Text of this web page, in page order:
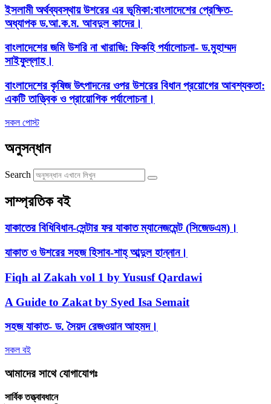
ইসলামী অর্থব্যবস্থায় উশরের এর ভূমিকা:বাংলাদেশের প্রেক্ষিত-
অধ্যাপক ড.আ.ক.ম. আবদুল কাদের।
বাংলাদেশের জমি উশরি না খারাজি: ফিকহি পর্যালোচনা- ড.মুহাম্মদ
সাইফুল্লাহ।
বাংলাদেশের কৃষিজ উৎপাদনের ওপর উশরের বিধান প্রয়োগের আবশ্যকতা:
একটি তাত্ত্বিক ও প্রায়োগিক পর্যালোচনা।
সকল পোস্ট
অনুসন্ধান
Search
সাম্প্রতিক বই
যাকাতের বিধিবিধান-সেন্টার ফর যাকাত ম্যানেজমেন্ট (সিজেডএম)।
যাকাত ও উশরের সহজ হিসাব-শাহ্ আব্দুল হান্নান।
Fiqh al Zakah vol 1 by Yususf Qardawi
A Guide to Zakat by Syed Isa Semait
সহজ যাকাত- ড. সৈয়দ রেজওয়ান আহমদ।
সকল বই
আমাদের সাথে যোগাযোগঃ
সার্বিক তত্ত্বাবধানে